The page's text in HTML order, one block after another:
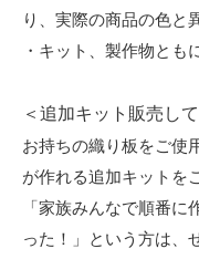
り、実際の商品の色と
・キット、製作物とも
＜追加キット販売し
お持ちの織り板をご使
が作れる追加キットを
「家族みんなで順番
った！」という方は、